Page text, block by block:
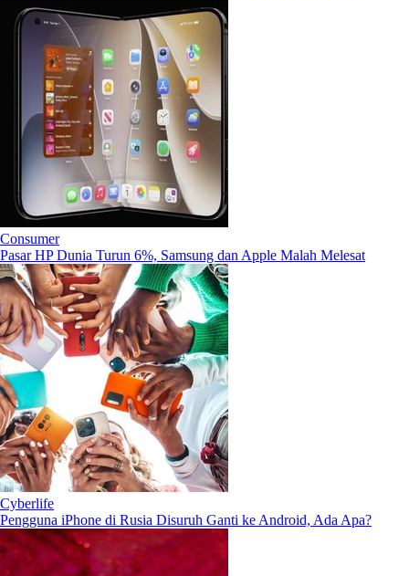
Consumer
Pasar HP Dunia Turun 6%, Samsung dan Apple Malah Melesat
Cyberlife
Pengguna iPhone di Rusia Disuruh Ganti ke Android, Ada Apa?